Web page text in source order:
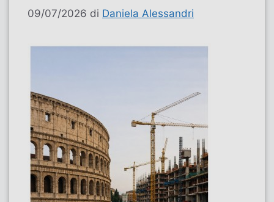
09/07/2026 di Daniela Alessandri